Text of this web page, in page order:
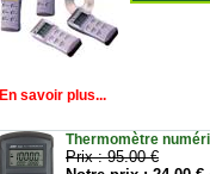
En savoir plus...
Thermomètre
Prix :95.00 €